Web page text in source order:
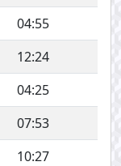
04:55
12:24
04:25
07:53
10:27